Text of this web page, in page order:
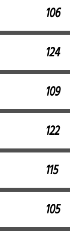
106
124
109
122
115
105